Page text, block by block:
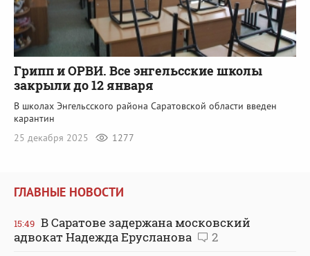
Грипп и ОРВИ. Все энгельсские школы
закрыли до 12 января
В школах Энгельсского района Саратовской области введен
карантин
25 декабря 2025
1277
ГЛАВНЫЕ НОВОСТИ
15:49 В Саратове задержана московский
адвокат Надежда Ерусланова
2